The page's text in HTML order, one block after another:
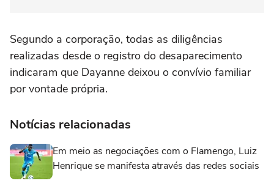
Segundo a corporação, todas as diligências
realizadas desde o registro do desaparecimento
indicaram que Dayanne deixou o convívio familiar
por vontade própria.
Notícias relacionadas
Em meio as negociações com o Flamengo, Luiz
Henrique se manifesta através das redes sociais